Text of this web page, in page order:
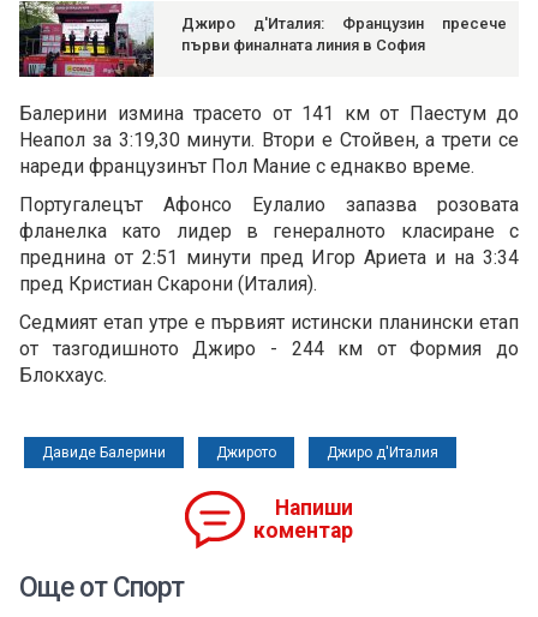
Джиро д'Италия: Французин пресече
първи финалната линия в София
Балерини измина трасето от 141 км от Паестум до
Неапол за 3:19,30 минути. Втори е Стойвен, а трети се
нареди французинът Пол Мание с еднакво време.
Португалецът Афонсо Еулалио запазва розовата
фланелка като лидер в генералното класиране с
преднина от 2:51 минути пред Игор Ариета и на 3:34
пред Кристиан Скарони (Италия).
Седмият етап утре е първият истински планински етап
от тазгодишното Джиро - 244 км от Формия до
Блокхаус.
Давиде Балерини Джирото Джиро д'Италия
Напиши
коментар
Още от Спорт